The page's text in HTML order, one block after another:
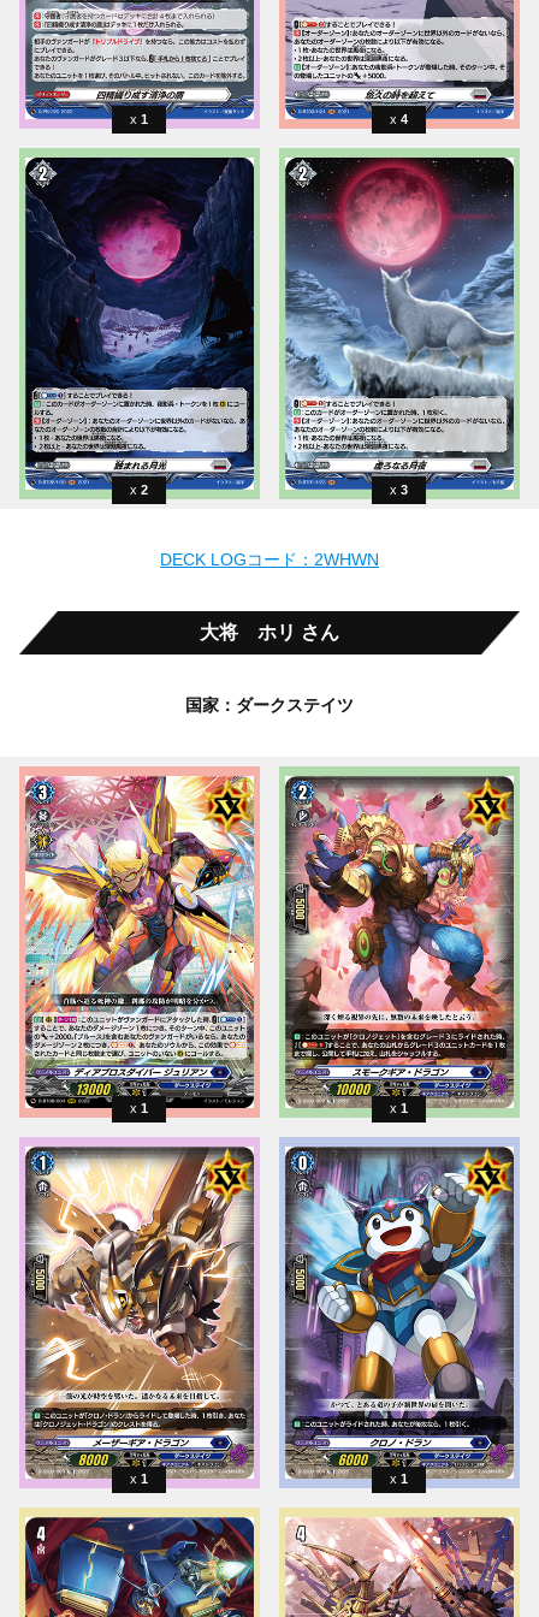
1 4
2 3
DECK LOGコード：2WHWN
大将 ホリ さん
国家：ダークステイツ
1 1
1 1